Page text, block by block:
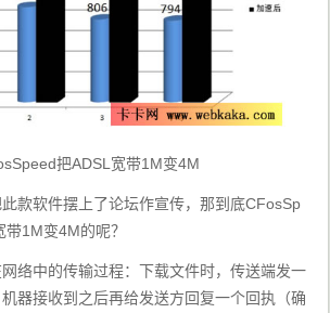
把ADSL宽带1M变4M
款软件摆上了论坛作宣传，那到底CFosSp
1M变4M的呢？
络中的传输过程：下载文件时，传送端发一
器接收到之后再给发送方回复一个回执（确